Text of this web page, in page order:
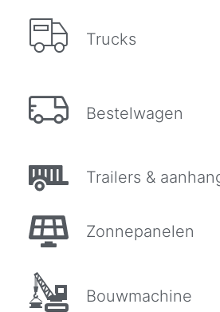
Trucks
Bestelwagen
Trailers &
Zonnepanelen
Bouwmachine